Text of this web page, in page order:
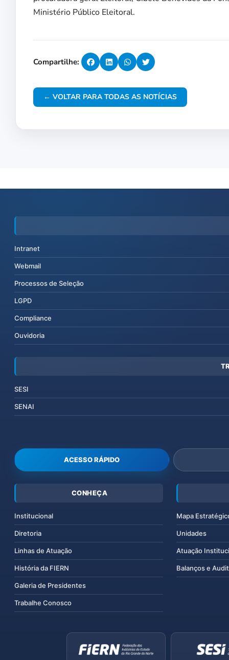
Ministério Público Eleitoral.
Compartilhe:
← VOLTAR PARA TODAS AS NOTÍCIAS
Intranet
Webmail
Processos de Seleção
LGPD
Compliance
Ouvidoria
SESI
SENAI
ACESSO RÁPIDO
CONHEÇA
Institucional
Diretoria
Linhas de Atuação
História da FIERN
Galeria de Presidentes
Trabalhe Conosco
Mapa
Unidades
Atuação
Balanços e